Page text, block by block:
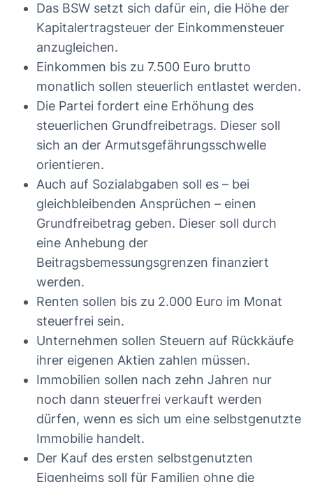
Das BSW setzt sich dafür ein, die Höhe der
Kapitalertragsteuer der Einkommensteuer
anzugleichen.
Einkommen bis zu 7.500 Euro brutto
monatlich sollen steuerlich entlastet werden.
Die Partei fordert eine Erhöhung des
steuerlichen Grundfreibetrags. Dieser soll
sich an der Armutsgefährungsschwelle
orientieren.
Auch auf Sozialabgaben soll es – bei
gleichbleibenden Ansprüchen – einen
Grundfreibetrag geben. Dieser soll durch
eine Anhebung der
Beitragsbemessungsgrenzen finanziert
werden.
Renten sollen bis zu 2.000 Euro im Monat
steuerfrei sein.
Unternehmen sollen Steuern auf Rückkäufe
ihrer eigenen Aktien zahlen müssen.
Immobilien sollen nach zehn Jahren nur
noch dann steuerfrei verkauft werden
dürfen, wenn es sich um eine selbstgenutzte
Immobilie handelt.
Der Kauf des ersten selbstgenutzten
Eigenheims soll für Familien ohne die